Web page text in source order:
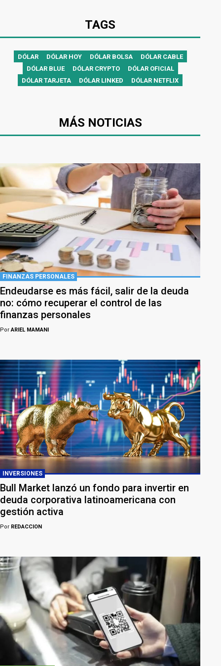
TAGS
DÓLAR DÓLAR HOY DÓLAR BOLSA
DÓLAR CABLE
DÓLAR BLUE
DÓLAR CRYPTO
DÓLAR OFICIAL
DÓLAR TARJETA
DÓLAR LINKED DÓLAR NETFLIX
MÁS NOTICIAS
FINANZAS PERSONALES
Endeudarse es más fácil, salir de la deuda
no: cómo recuperar el control de las
finanzas personales
PorARIEL MAMANI
INVERSIONES
Bull Market lanzó un fondo para invertir en
deuda corporativa latinoamericana con
gestión activa
Por REDACCION